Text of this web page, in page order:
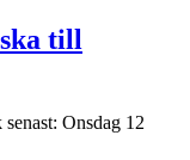
till
Onsdag 12